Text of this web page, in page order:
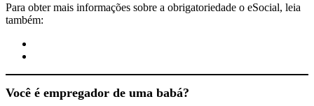
Para obter mais informações sobre a obrigatoriedade o eSocial, leia
também:
Você é empregador de uma babá?